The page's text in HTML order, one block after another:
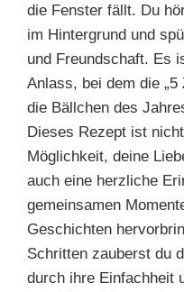
die Fenster fällt. Du
im Hintergrund und
und Freundschaft. Es
Anlass, bei dem die
die Bällchen des
Dieses Rezept ist
Möglichkeit, deine
auch eine herzliche
gemeinsamen
Geschichten
Schritten zauberst du
durch ihre Einfachheit